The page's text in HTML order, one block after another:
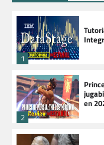
1
2
en